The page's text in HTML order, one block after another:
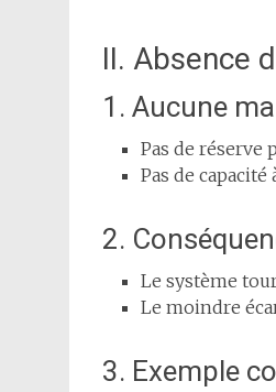
II. Absence
1. Aucune
Pas de réserve
Pas de
2.
Le système
Le moindre
3. Exemple